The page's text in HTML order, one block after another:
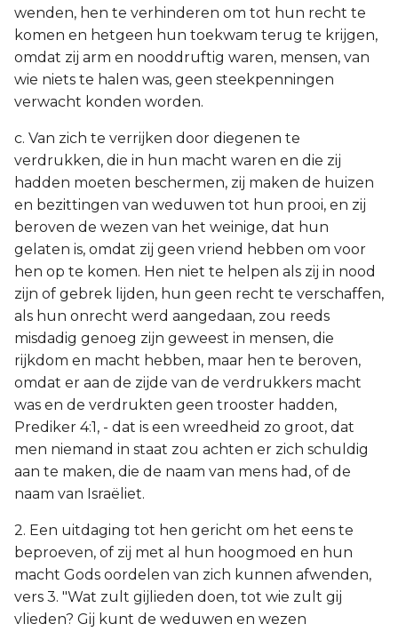
wenden, hen te verhinderen om tot hun recht te
komen en hetgeen hun toekwam terug te krijgen,
omdat zij arm en nooddruftig waren, mensen, van
wie niets te halen was, geen steekpenningen
verwacht konden worden.
c. Van zich te verrijken door diegenen te
verdrukken, die in hun macht waren en die zij
hadden moeten beschermen, zij maken de huizen
en bezittingen van weduwen tot hun prooi, en zij
beroven de wezen van het weinige, dat hun
gelaten is, omdat zij geen vriend hebben om voor
hen op te komen. Hen niet te helpen als zij in nood
zijn of gebrek lijden, hun geen recht te verschaffen,
als hun onrecht werd aangedaan, zou reeds
misdadig genoeg zijn geweest in mensen, die
rijkdom en macht hebben, maar hen te beroven,
omdat er aan de zijde van de verdrukkers macht
was en de verdrukten geen trooster hadden,
Prediker 4:1, - dat is een wreedheid zo groot, dat
men niemand in staat zou achten er zich schuldig
aan te maken, die de naam van mens had, of de
naam van Israëliet.
2. Een uitdaging tot hen gericht om het eens te
beproeven, of zij met al hun hoogmoed en hun
macht Gods oordelen van zich kunnen afwenden,
vers 3. "Wat zult gijlieden doen, tot wie zult gij
vlieden? Gij kunt de weduwen en wezen